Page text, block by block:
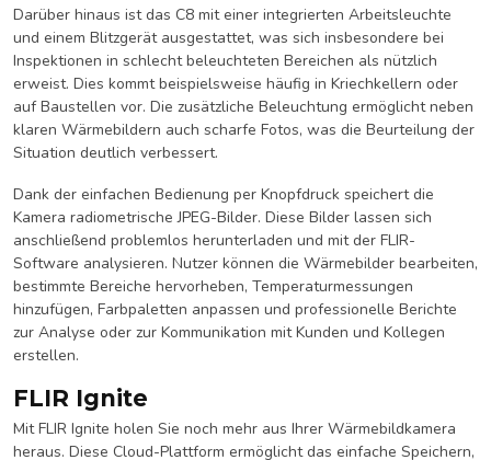
Darüber hinaus ist das C8 mit einer integrierten Arbeitsleuchte
und einem Blitzgerät ausgestattet, was sich insbesondere bei
Inspektionen in schlecht beleuchteten Bereichen als nützlich
erweist. Dies kommt beispielsweise häufig in Kriechkellern oder
auf Baustellen vor. Die zusätzliche Beleuchtung ermöglicht neben
klaren Wärmebildern auch scharfe Fotos, was die Beurteilung der
Situation deutlich verbessert.
Dank der einfachen Bedienung per Knopfdruck speichert die
Kamera radiometrische JPEG-Bilder. Diese Bilder lassen sich
anschließend problemlos herunterladen und mit der FLIR-
Software analysieren. Nutzer können die Wärmebilder bearbeiten,
bestimmte Bereiche hervorheben, Temperaturmessungen
hinzufügen, Farbpaletten anpassen und professionelle Berichte
zur Analyse oder zur Kommunikation mit Kunden und Kollegen
erstellen.
FLIR Ignite
Mit FLIR Ignite holen Sie noch mehr aus Ihrer Wärmebildkamera
heraus. Diese Cloud-Plattform ermöglicht das einfache Speichern,